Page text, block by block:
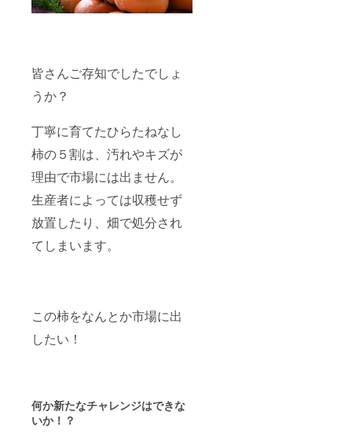
皆さんご存知でしたでしょ
うか？
丁寧に育てたひらたねなし
柿の５割は、汚れやキズが
理由で市場には出ません。
生産者によっては収穫せず
放置したり、畑で処分され
てしまいます。
この柿をなんとか市場に出
したい！
何か新たなチャレンジはできな
いか！？